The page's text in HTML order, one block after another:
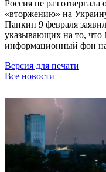
Россия не раз
«вторжению» на
Панкин 9 февраля
указывающих на то, что
информационный фон
Версия для печати
Все новости